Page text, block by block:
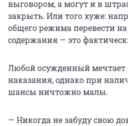
выговором, а могут и в
закрыть. Или того хуже:
общего режима перевести на
содержания — это
Любой осужденный мечтает
наказания, однако при
шансы ничтожно малы.
— Никогда не забуду свою